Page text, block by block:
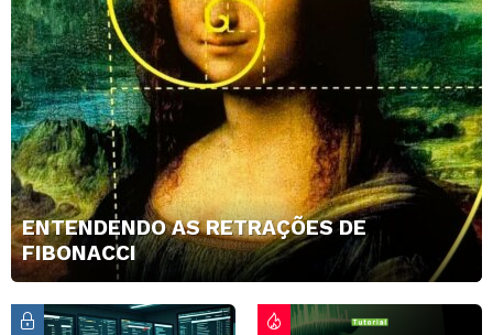
ENTENDENDO AS RETRAÇÕES DE
FIBONACCI